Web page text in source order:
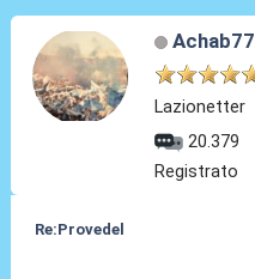
Achab77
Lazionetter
20.379
Registrato
Re:Provedel